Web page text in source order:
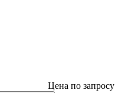
Цена по запросу